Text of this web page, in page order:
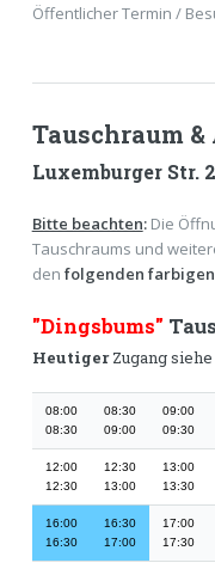
Öffentlicher Termin /
Tauschraum
Luxemburger Str.
Bitte beachten: Die
Tauschraums und
den folgenden
"Dingsbums"
HeutigerZugang siehe
08:00
08:30
08:30
09:00
09:00
09:30
12:00
12:30
12:30
13:00
13:00
13:30
16:00
16:30
16:30
17:00
17:00
17:30